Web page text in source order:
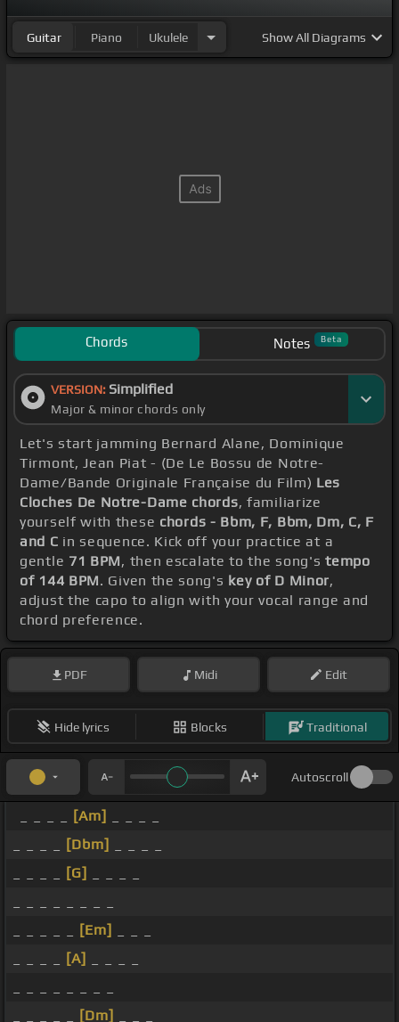
Guitar Piano Ukulele ShowAll Diagrams
Chords Notes Beta
VERSION: Simplified
Major & minor chords only
Let's start jamming Bernard Alane, Dominique
Tirmont, Jean Piat - (De Le Bossu de Notre-
Dame/Bande Originale Française du Film) Les
Cloches De Notre-Dame chords, familiarize
yourself with these chords - Bbm, F, Bbm, Dm, C, F
and C in sequence. Kick off your practice at a
gentle 71 BPM, then escalate to the song'stempo
of 144 BPM. Given the song's key of D Minor,
adjust the capo to align with your vocal range and
chord preference.
PDF Midi Edit
Hide lyrics Blocks Traditional
Autoscroll
[Am]
[Dbm]
[G]
[Em]
[A]
[Dm]